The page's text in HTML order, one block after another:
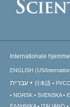
Internationale
ENGLISH (US/
עברית 日本語
NORSK
SVENSKA